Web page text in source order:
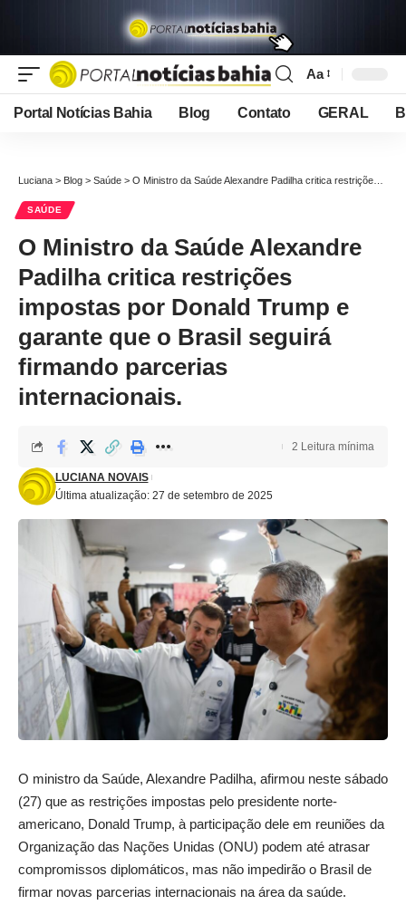
Font
Resizer
Aa
Portal Notícias Bahia Blog Contato GERAL
Luciana > Blog > Saúde > O Ministro da Saúde Alexandre Padilha critica restrições impostas por Donald Trump e garante que o Brasil seguirá firmando parcerias internacionais.
SAÚDE
O Ministro da Saúde Alexandre
Padilha critica restrições
impostas por Donald Trump e
garante que o Brasil seguirá
firmando parcerias
internacionais.
Última atualização: 27 de setembro de 2025
LUCIANA NOVAIS
2 Leitura mínima
O ministro da Saúde, Alexandre Padilha, afirmou neste sábado
(27) que as restrições impostas pelo presidente norte-
americano, Donald Trump, à participação dele em reuniões da
Organização das Nações Unidas (ONU) podem até atrasar
compromissos diplomáticos, mas não impedirão o Brasil de
firmar novas parcerias internacionais na área da saúde.